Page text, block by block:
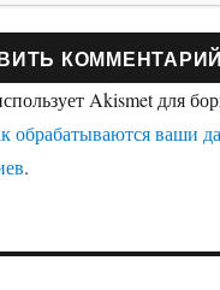
Akismet для
обрабатываются ваши
.